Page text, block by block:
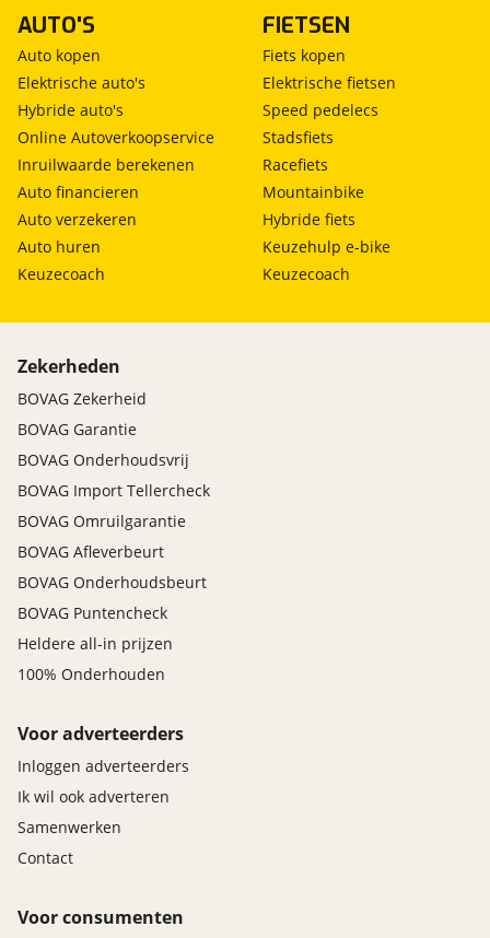
AUTO'S
Auto kopen
Elektrische auto's
Hybride auto's
Online Autoverkoopservice
Inruilwaarde berekenen
Auto financieren
Auto verzekeren
Auto huren
Keuzecoach
FIETSEN
Fiets kopen
Elektrische fietsen
Speed pedelecs
Stadsfiets
Racefiets
Mountainbike
Hybride fiets
Keuzehulp e-bike
Keuzecoach
Zekerheden
BOVAG Zekerheid
BOVAG Garantie
BOVAG Onderhoudsvrij
BOVAG Import Tellercheck
BOVAG Omruilgarantie
BOVAG Afleverbeurt
BOVAG Onderhoudsbeurt
BOVAG Puntencheck
Heldere all-in prijzen
100% Onderhouden
Voor adverteerders
Inloggen adverteerders
Ik wil ook adverteren
Samenwerken
Contact
Voor consumenten